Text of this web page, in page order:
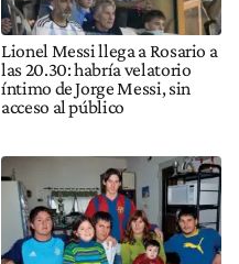
Lionel Messi llega a Rosario a
las 20.30: habría velatorio
íntimo de Jorge Messi, sin
acceso al público